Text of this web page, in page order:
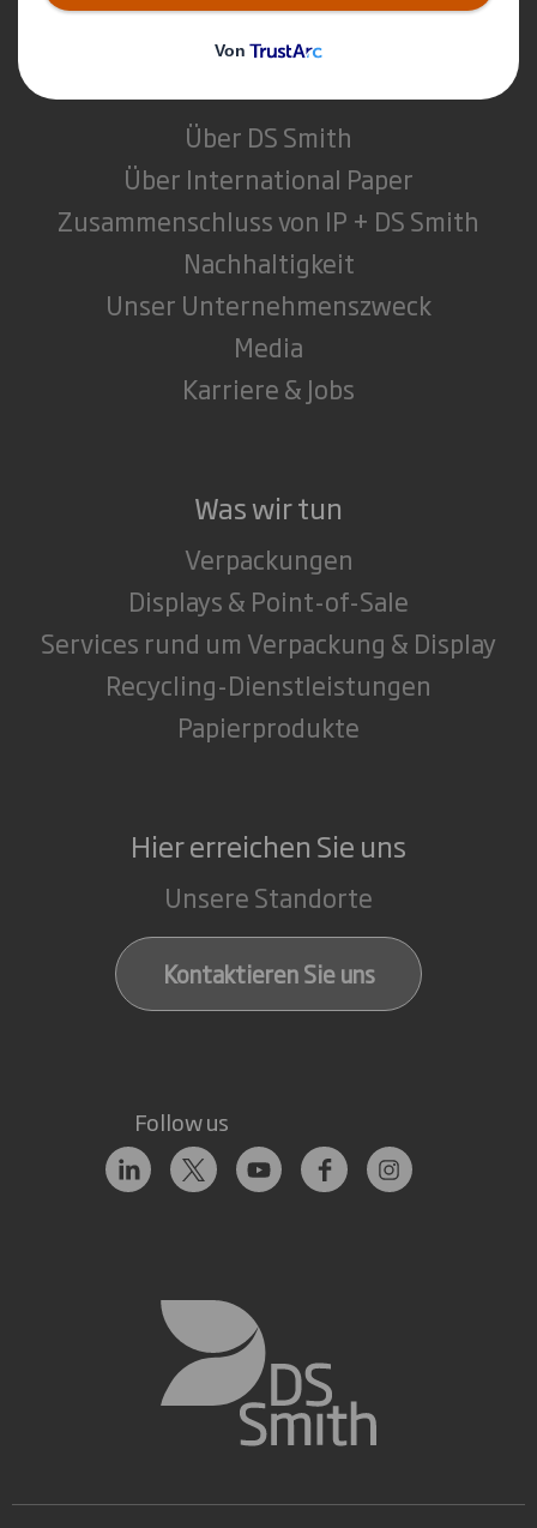
Über DS Smith
Über International Paper
Zusammenschluss von IP + DS Smith
Nachhaltigkeit
Unser Unternehmenszweck
Media
Karriere & Jobs
Was wir tun
Verpackungen
Displays & Point-of-Sale
Services rund um Verpackung & Display
Recycling-Dienstleistungen
Papierprodukte
Hier erreichen Sie uns
Unsere Standorte
Kontaktieren Sie uns
Follow us